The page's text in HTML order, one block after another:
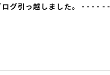
グ引っ越しました。 - - - - - -